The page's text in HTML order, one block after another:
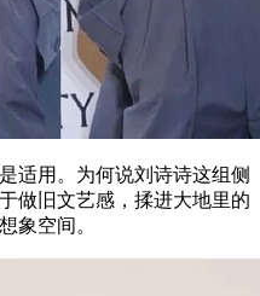
用。为何说刘诗诗这组侧
做旧文艺感，揉进大地里的
象空间。